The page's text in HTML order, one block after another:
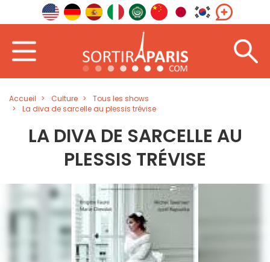
Accueil Culture
Tous les shows
La diva de sarcelle au plessis trévise
LA DIVA DE SARCELLE AU
PLESSIS TRÉVISE